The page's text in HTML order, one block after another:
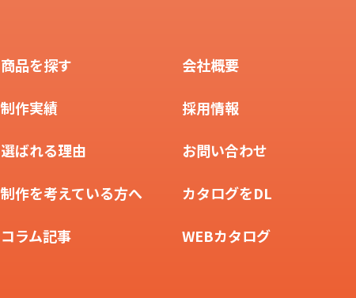
商品を探す
制作実績
選ばれる理由
制作を考えている方へ
コラム記事
会社概要
採用情報
お問い合わせ
カタログをDL
WEBカタログ